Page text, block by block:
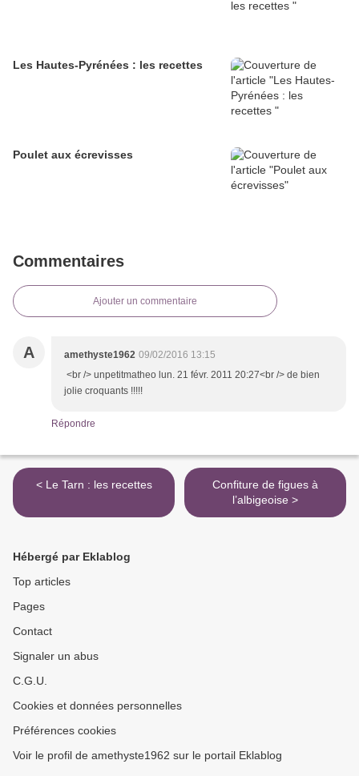
Les Hautes-Pyrénées : les recettes
Poulet aux écrevisses
Commentaires
Ajouter un commentaire
A amethyste1962 09/02/2016 13:15
<br /> unpetitmatheo lun. 21 févr. 2011 20:27<br /> de bien
jolie croquants !!!!!
Répondre
< Le Tarn : les recettes
Confiture de figues à
l’albigeoise >
Hébergé par Eklablog
Top articles
Pages
Contact
Signaler un abus
C.G.U.
Cookies et données personnelles
Préférences cookies
Voir le profil de amethyste1962 sur le portail Eklablog